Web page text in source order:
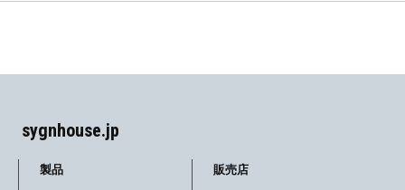
sygnhouse.jp
製品 販売店